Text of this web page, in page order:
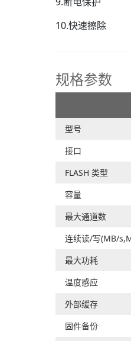
10.快速擦除
规格参数
型号
接口
FLASH 类型
容量
最大通道数
连续读/写(MB/
最大功耗
温度感应
外部缓存
固件备份